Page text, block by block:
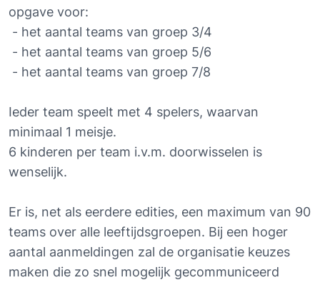
opgave voor:
- het aantal teams van groep 3/4
- het aantal teams van groep 5/6
- het aantal teams van groep 7/8
Ieder team speelt met 4 spelers, waarvan
minimaal 1 meisje.
6 kinderen per team i.v.m. doorwisselen is
wenselijk.
Er is, net als eerdere edities, een maximum van 90
teams over alle leeftijdsgroepen. Bij een hoger
aantal aanmeldingen zal de organisatie keuzes
maken die zo snel mogelijk gecommuniceerd